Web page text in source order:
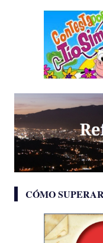
CÓMO